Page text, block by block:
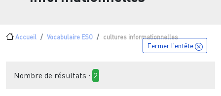
Fil d'Ariane
Accueil Vocabulaire ESO cultures informationnelles
Fermer l'entête
Nombre de résultats : 2